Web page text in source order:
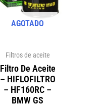
AGOTADO
Filtros de aceite
Filtro De Aceite
– HIFLOFILTRO
– HF160RC –
BMW GS